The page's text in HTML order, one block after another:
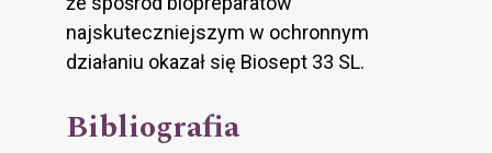
najskuteczniejszym w ochronnym
działaniu okazał się Biosept 33 SL.
Bibliografia